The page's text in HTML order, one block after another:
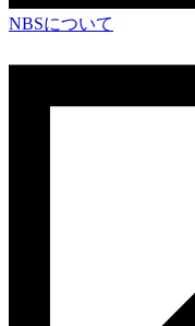
NBSについて